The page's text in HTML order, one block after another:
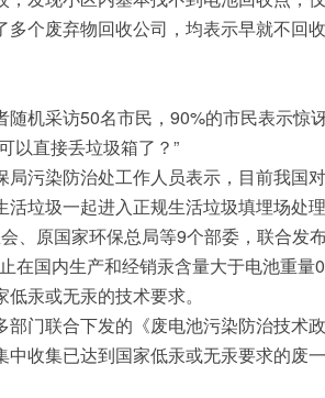
个废弃物回收公司，均表示早就不回
机采访50名市民，90%的市民表示惊
以直接丢垃圾箱了？”
污染防治处工作人员表示，目前我国
垃圾一起进入正规生活垃圾填埋场处理
、原国家环保总局等9个部委，联合发
在国内生产和经销汞含量大于电池重量
汞或无汞的技术要求。
门联合下发的《废电池污染防治技术
收集已达到国家低汞或无汞要求的废一